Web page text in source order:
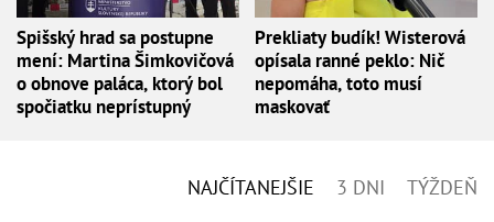
Spišský hrad sa postupne
mení: Martina Šimkovičová
o obnove paláca, ktorý bol
spočiatku neprístupný
Prekliaty budík! Wisterová
opísala ranné peklo: Nič
nepomáha, toto musí
maskovať
NAJČÍTANEJŠIE 3 DNI TÝŽDEŇ